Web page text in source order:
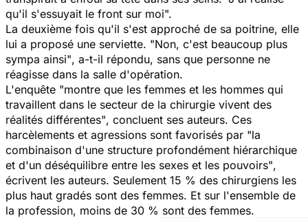
qu'il s'essuyait le front sur moi".
La deuxième fois qu'il s'est approché de sa poitrine, elle
lui a proposé une serviette. "Non, c'est beaucoup plus
sympa ainsi", a-t-il répondu, sans que personne ne
réagisse dans la salle d'opération.
L'enquête "montre que les femmes et les hommes qui
travaillent dans le secteur de la chirurgie vivent des
réalités différentes", concluent ses auteurs. Ces
harcèlements et agressions sont favorisés par "la
combinaison d'une structure profondément hiérarchique
et d'un déséquilibre entre les sexes et les pouvoirs",
écrivent les auteurs. Seulement 15 % des chirurgiens les
plus haut gradés sont des femmes. Et sur l'ensemble de
la profession, moins de 30 % sont des femmes.